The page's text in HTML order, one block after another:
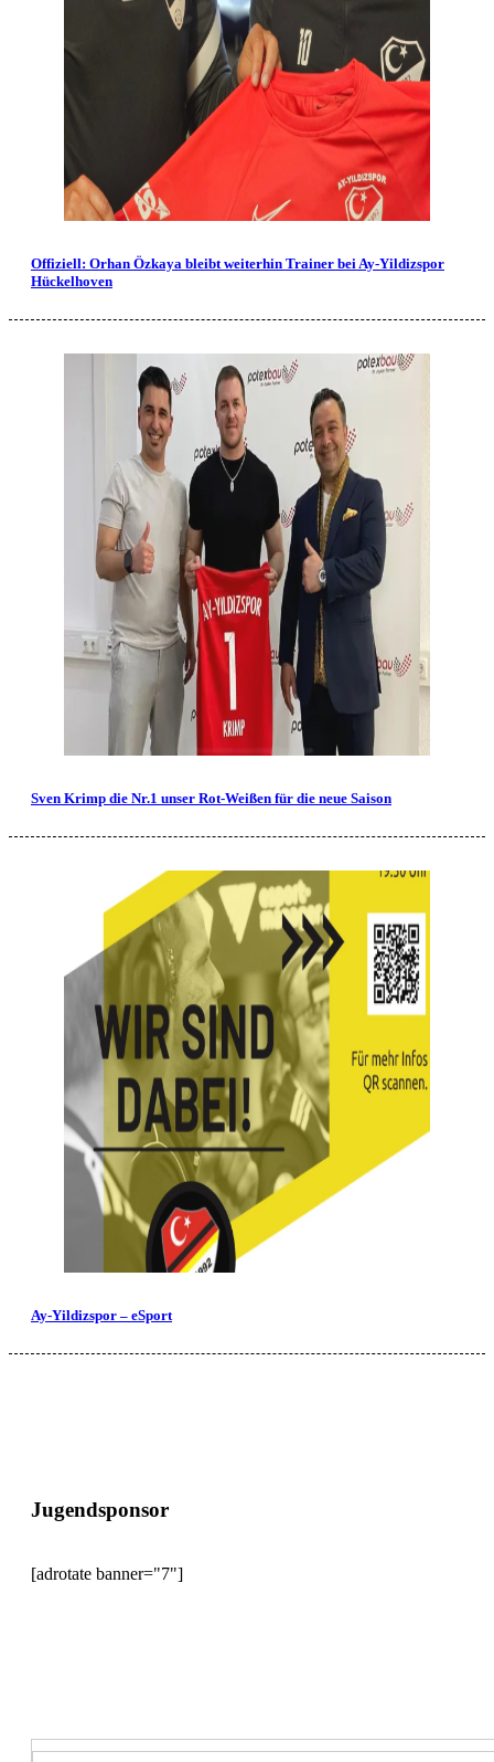
Offiziell: Orhan Özkaya bleibt weiterhin Trainer bei Ay-Yildizspor
Hückelhoven
Sven Krimp die Nr.1 unser Rot-Weißen für die neue Saison
Ay-Yildizspor – eSport
Jugendsponsor
[adrotate banner="7"]